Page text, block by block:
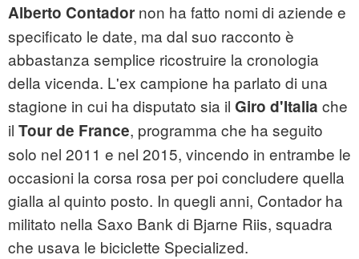
Alberto Contador non ha fatto nomi di aziende e
specificato le date, ma dal suo racconto è
abbastanza semplice ricostruire la cronologia
della vicenda. L'ex campione ha parlato di una
stagione in cui ha disputato sia il Giro d'Italia che
il Tour de France, programma che ha seguito
solo nel 2011 e nel 2015, vincendo in entrambe le
occasioni la corsa rosa per poi concludere quella
gialla al quinto posto. In quegli anni, Contador ha
militato nella Saxo Bank di Bjarne Riis, squadra
che usava le biciclette Specialized.